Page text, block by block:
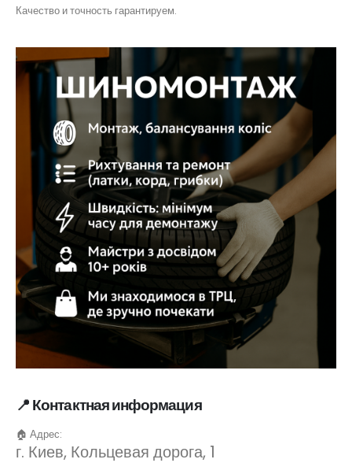
Качество и точность гарантируем.
📍 Контактная информация
🏠 Адрес:
г. Киев, Кольцевая дорога, 1